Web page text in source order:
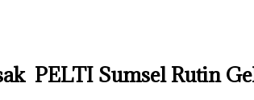
PELTI Sumsel Rutin